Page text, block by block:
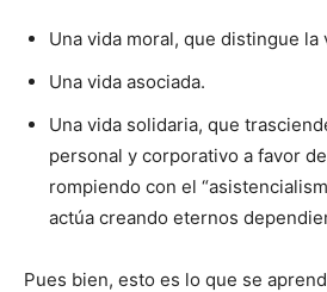
Una vida moral, que distingue la
Una vida asociada.
Una vida solidaria, que
personal y corporativo a favor
rompiendo con el
actúa creando eternos
Pues bien, esto es lo que se